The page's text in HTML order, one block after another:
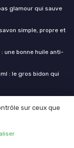
glamour qui sauve
simple, propre et
une bonne huile anti-
: le gros bidon qui
sur ceux que